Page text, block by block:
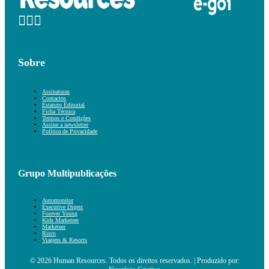
Sobre
Assinaturas
Contactos
Estatuto Editorial
Ficha Técnica
Termos e Condições
Assine a newsletter
Política de Privacidade
Grupo Multipublicações
Automonitor
Executive Digest
Forever Young
Kids Marketeer
Marketeer
Risco
Viagens & Resorts
© 2026 Human Resources. Todos os direitos reservados. | Produzido por: